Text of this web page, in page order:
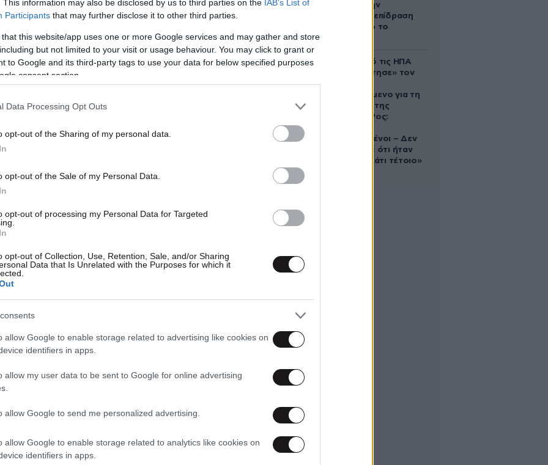
This information may also be disclosed by us to third parties on the IAB’s List of
Participants that may further disclose it to other third parties.
that this website/app uses one or more Google services and may gather and store
but not limited to your visit or usage behaviour. You may click to grant or
to Google and its third-party tags to use your data for below specified purposes
consent section.
Data Processing Opt Outs
opt-out of the Sharing of my personal data.
opt-out of the Sale of my Personal Data.
opt-out of processing my Personal Data for Targeted
opt-out of Collection, Use, Retention, Sale, and/or Sharing
Data that Is Unrelated with the Purposes for which it
allow Google to enable storage related to advertising like cookies on
identifiers in apps.
allow my user data to be sent to Google for online advertising
allow Google to send me personalized advertising.
allow Google to enable storage related to analytics like cookies on
identifiers in apps.
της Θεολογικής Σχολής της Χάλκης, που
της λειτουργίας του Οικουμενικού
σε πρακτικές που αφορούν τη
δέχονται την
ευεργετική επίδραση
του Δία από το
Ζευγάρι από τις ΗΠΑ
που «υιοθέτησε» τον
κατηγορούμενο για τη
δολοφονία της
Ελίζαμπεθ Ρος:
συντετριμμένοι – Δεν
έδειξε ποτέ ότι ήταν
ικανός για κάτι τέτοιο»